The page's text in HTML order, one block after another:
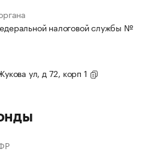
налоговой службы №
ул, д 72, корп 1